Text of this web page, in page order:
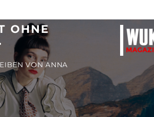
OHNE
VON ANNA